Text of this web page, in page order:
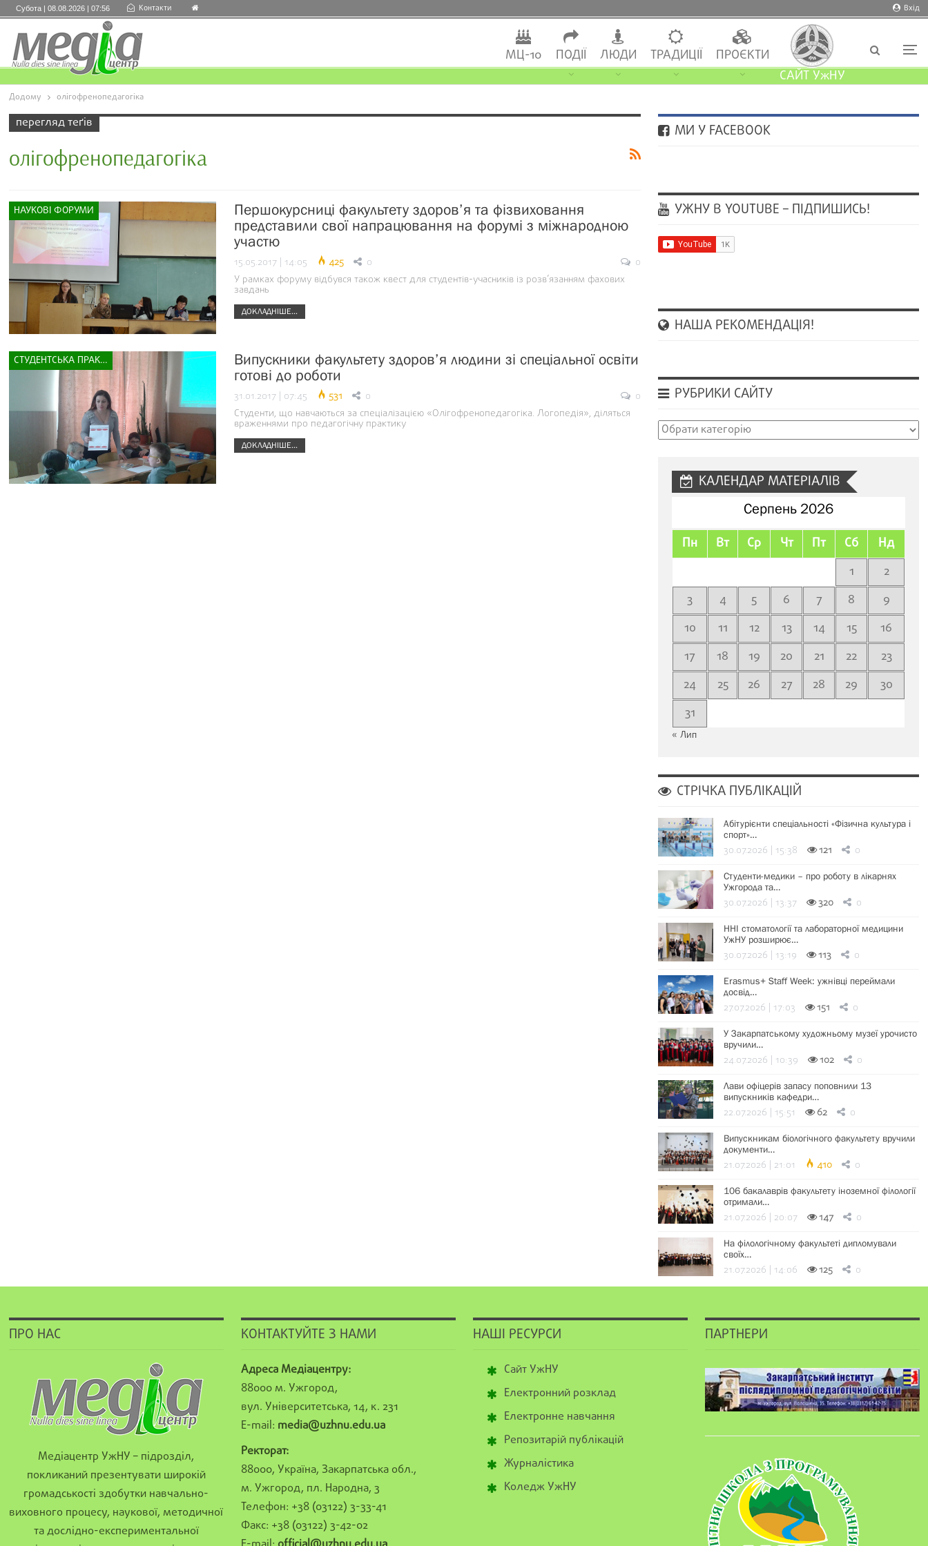
Вхід
Субота | 08.08.2026 | 07:56 Контакти
МЦ-10 ПОДІЇ ЛЮДИ ТРАДИЦІЇ
ПРОЄКТИ
САЙТ УжНУ
Додому олігофренопедагогіка
перегляд теґів
олігофренопедагогіка
НАУКОВІ ФОРУМИ
Першокурсниці факультету здоров’я та фізвиховання
представили свої напрацювання на форумі з міжнародною
участю
15.05.2017 | 14:05 425 0
0
У рамках форуму відбувся також квест для студентів-учасників із розв’язанням фахових
завдань
ДОКЛАДНІШЕ...
СТУДЕНТСЬКА ПРАКТИКА
Випускники факультету здоров’я людини зі спеціальної освіти
готові до роботи
31.01.2017 | 07:45 531 0
0
Студенти, що навчаються за спеціалізацією «Олігофренопедагогіка. Логопедія», діляться
враженнями про педагогічну практику
ДОКЛАДНІШЕ...
МИ У FACEBOOK
УЖНУ В YOUTUBE – ПІДПИШИСЬ!
НАША РЕКОМЕНДАЦІЯ!
РУБРИКИ САЙТУ
Рубрики
КАЛЕНДАР МАТЕРІАЛІВ
Серпень 2026
Пн Вт Ср Чт Пт Сб Нд
1
2
3
4 5 6 7 8
9
10
11 12 13 14 15
16
17
18 19 20 21 22
23
24
25 26 27 28 29
30
31
« Лип
СТРІЧКА ПУБЛІКАЦІЙ
Абітурієнти спеціальності «Фізична культура і
спорт»…
30.07.2026 | 15:38 121 0
Студенти-медики – про роботу в лікарнях
Ужгорода та…
30.07.2026 | 13:37 320 0
ННІ стоматології та лабораторної медицини
УжНУ розширює…
30.07.2026 | 13:19 113 0
Erasmus+ Staff Week: ужнівці переймали
досвід…
27.07.2026 | 17:03 151 0
У Закарпатському художньому музеї урочисто
вручили…
24.07.2026 | 10:39 102 0
Лави офіцерів запасу поповнили 13
випускників кафедри…
22.07.2026 | 15:51 62 0
Випускникам біологічного факультету вручили
документи…
21.07.2026 | 21:01 410 0
106 бакалаврів факультету іноземної філології
отримали…
21.07.2026 | 20:07 147 0
На філологічному факультеті дипломували
своїх…
21.07.2026 | 14:06 125 0
ПРО НАС
Медіацентр УжНУ – підрозділ,
покликаний презентувати широкій
громадськості здобутки навчально-
виховного процесу, наукової, методичної
та дослідно-експериментальної
КОНТАКТУЙТЕ З НАМИ
Адреса Медіацентру:
88000 м. Ужгород,
вул. Університетська, 14, к. 231
E-mail: media@uzhnu.edu.ua
Ректорат:
88000, Україна, Закарпатська обл.,
м. Ужгород, пл. Народна, 3
Телефон: +38 (03122) 3-33-41
Факс: +38 (03122) 3-42-02
НАШІ РЕСУРСИ
Сайт УжНУ
Електронний розклад
Електронне навчання
Репозитарій публікацій
Журналістика
Коледж УжНУ
ПАРТНЕРИ